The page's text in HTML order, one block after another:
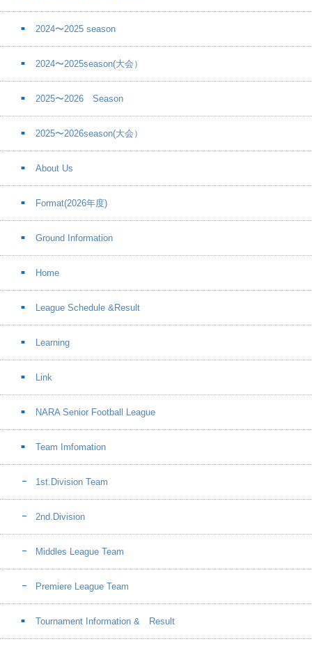
2024〜2025 season
2024〜2025season(大会）
2025〜2026 Season
2025〜2026season(大会）
About Us
Format(2026年度)
Ground Information
Home
League Schedule &Result
Learning
Link
NARA Senior Football League
Team Imfomation
1st.Division Team
2nd.Division
Middles League Team
Premiere League Team
Tournament Information & Result